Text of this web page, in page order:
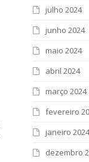
julho 2024
junho 2024
maio 2024
abril 2024
março 2024
fevereiro
janeiro
dezembro